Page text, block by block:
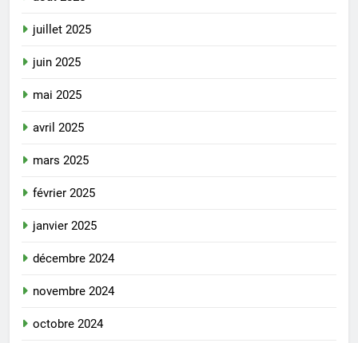
juillet 2025
juin 2025
mai 2025
avril 2025
mars 2025
février 2025
janvier 2025
décembre 2024
novembre 2024
octobre 2024